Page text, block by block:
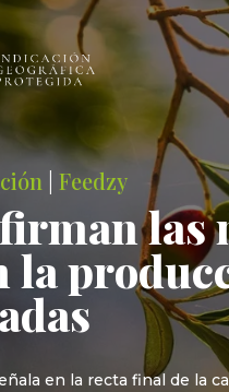
|Feedzy
las
la
en la recta final de la